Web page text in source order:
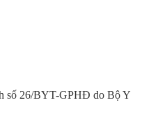
số 26/BYT-GPHĐ do Bộ Y